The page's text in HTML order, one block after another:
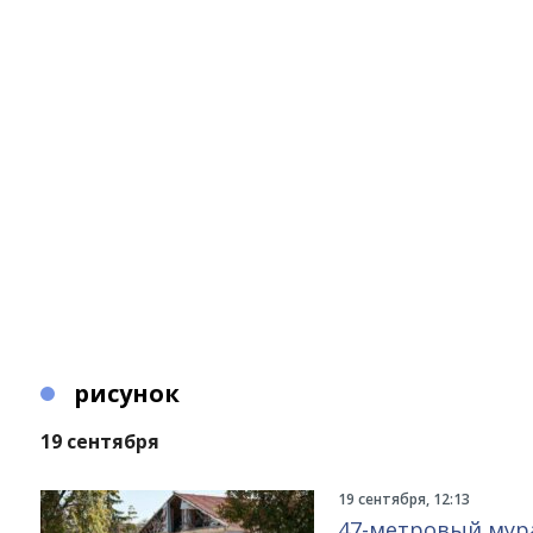
рисунок
19 сентября
19 сентября, 12:13